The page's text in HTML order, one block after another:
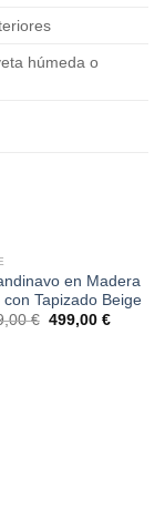
húmeda o
en Madera
Tapizado Beige
€ El
499,00 €El